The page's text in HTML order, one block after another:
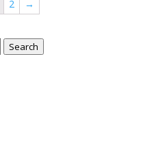
2 →
Search